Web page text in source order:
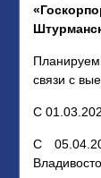
связи с
С
С